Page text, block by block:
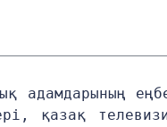
адамдарының
қазақ